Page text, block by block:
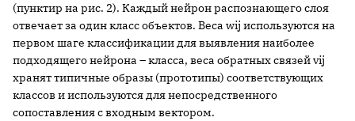
(пунктир на рис. 2). Каждый нейрон распознающего слоя
отвечает за один класс объектов. Веса wij используются на
первом шаге классификации для выявления наиболее
подходящего нейрона – класса, веса обратных связей vij
хранят типичные образы (прототипы) соответствующих
классов и используются для непосредственного
сопоставления с входным вектором.